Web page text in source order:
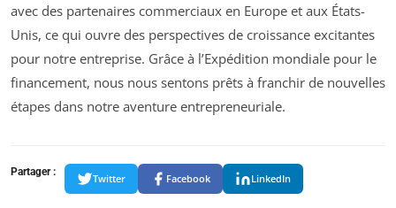
avec des partenaires commerciaux en Europe et aux États-
Unis, ce qui ouvre des perspectives de croissance excitantes
pour notre entreprise. Grâce à l’Expédition mondiale pour le
financement, nous nous sentons prêts à franchir de nouvelles
étapes dans notre aventure entrepreneuriale.
Partager :
Twitter Facebook LinkedIn